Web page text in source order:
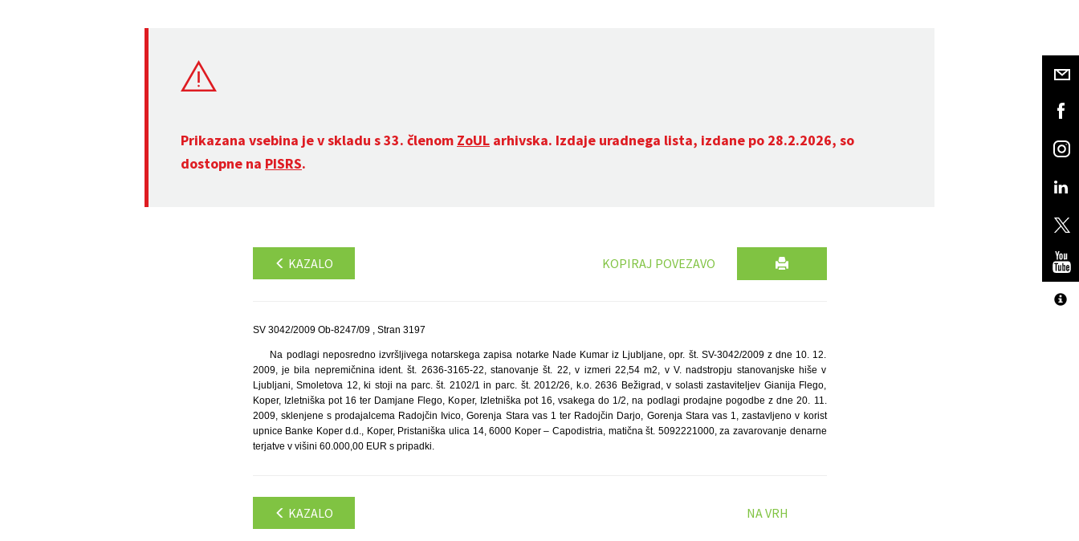
Prikazana vsebina je v skladu s 33. členom ZoUL arhivska. Izdaje uradnega lista, izdane po 28.2.2026, so
dostopne na PISRS.
KAZALO KOPIRAJ POVEZAVO
SV 3042/2009 Ob-8247/09 , Stran 3197
Na podlagi neposredno izvršljivega notarskega zapisa notarke Nade Kumar iz Ljubljane, opr. št. SV-3042/2009 z dne 10. 12.
2009, je bila nepremičnina ident. št. 2636-3165-22, stanovanje št. 22, v izmeri 22,54 m2, v V. nadstropju stanovanjske hiše v
Ljubljani, Smoletova 12, ki stoji na parc. št. 2102/1 in parc. št. 2012/26, k.o. 2636 Bežigrad, v solasti zastaviteljev Gianija Flego,
Koper, Izletniška pot 16 ter Damjane Flego, Koper, Izletniška pot 16, vsakega do 1/2, na podlagi prodajne pogodbe z dne 20. 11.
2009, sklenjene s prodajalcema Radojčin Ivico, Gorenja Stara vas 1 ter Radojčin Darjo, Gorenja Stara vas 1, zastavljeno v korist
upnice Banke Koper d.d., Koper, Pristaniška ulica 14, 6000 Koper – Capodistria, matična št. 5092221000, za zavarovanje denarne
terjatve v višini 60.000,00 EUR s pripadki.
KAZALO NA VRH